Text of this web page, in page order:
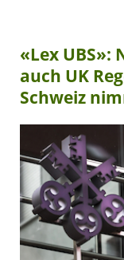
«Lex UBS»:
auch UK
Schweiz